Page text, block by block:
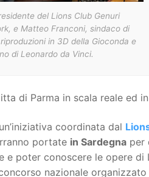
del Lions Club Genuri
e Matteo Franconi, sindaco di
in 3D della Gioconda e
di Leonardo da Vinci.
di Parma in scala reale ed
coordinata dal
portate in Sardegna per
e poter conoscere le opere
nazionale